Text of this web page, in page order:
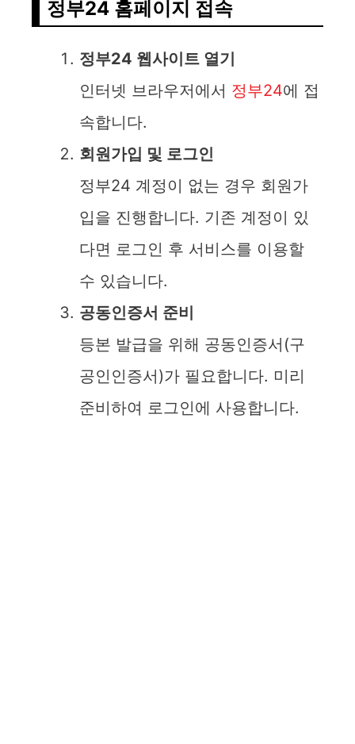
정부24 홈페이지 접속
정부24 웹사이트 열기
인터넷 브라우저에서 정부24에 접
속합니다.
회원가입 및 로그인
정부24 계정이 없는 경우 회원가
입을 진행합니다. 기존 계정이 있
다면 로그인 후 서비스를 이용할
수 있습니다.
공동인증서 준비
등본 발급을 위해 공동인증서(구
공인인증서)가 필요합니다. 미리
준비하여 로그인에 사용합니다.